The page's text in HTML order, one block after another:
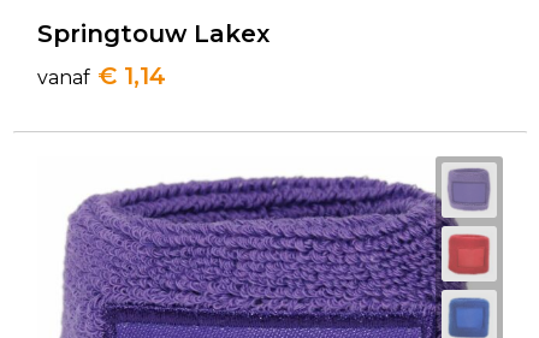
Springtouw Lakex
vanaf € 1,14